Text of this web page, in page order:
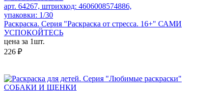
арт. 64267, штрихкод: 4606008574886,
упаковки: 1/30
Раскраска. Серия "Раскраска от стресса. 16+" САМИ
УСПОКОЙТЕСЬ
цена за 1шт.
226 ₽